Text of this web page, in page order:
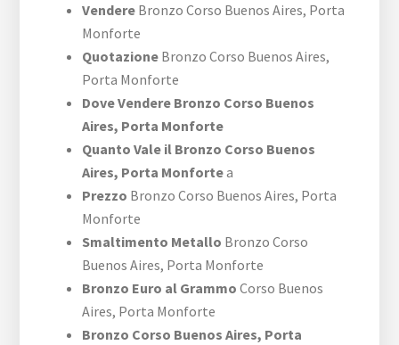
Vendere Bronzo ​Corso Buenos Aires,​ Porta
Monforte
Quotazione Bronzo ​Corso Buenos Aires,​
Porta Monforte
Dove Vendere Bronzo ​Corso Buenos
Aires,​ Porta Monforte
Quanto Vale il Bronzo ​Corso Buenos
Aires,​ Porta Monfortea
Prezzo Bronzo ​Corso Buenos Aires,​ Porta
Monforte
Smaltimento Metallo Bronzo ​Corso
Buenos Aires,​ Porta Monforte
Bronzo Euro al Grammo ​Corso Buenos
Aires,​ Porta Monforte
Bronzo ​Corso Buenos Aires,​ Porta